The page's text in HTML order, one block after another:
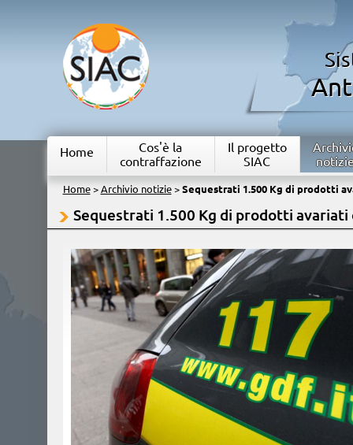
Home
Cos'è la
contraffazione
Il progetto
SIAC
Home> Archivio notizie> Sequestrati 1.500 Kg di prodotti
Sequestrati 1.500 Kg di prodotti avariati